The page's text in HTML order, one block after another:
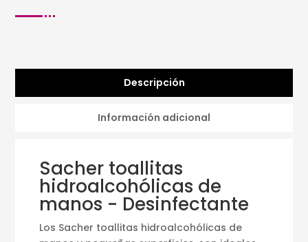
Descripción
Información adicional
Sacher toallitas
hidroalcohólicas de
manos - Desinfectante
Los Sacher toallitas hidroalcohólicas de